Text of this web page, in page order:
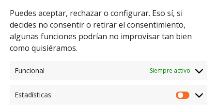
Puedes aceptar, rechazar o configurar. Eso sí, si
decides no consentir o retirar el consentimiento,
algunas funciones podrían no improvisar tan bien
como quisiéramos.
Funcional Siempre activo
Estadísticas